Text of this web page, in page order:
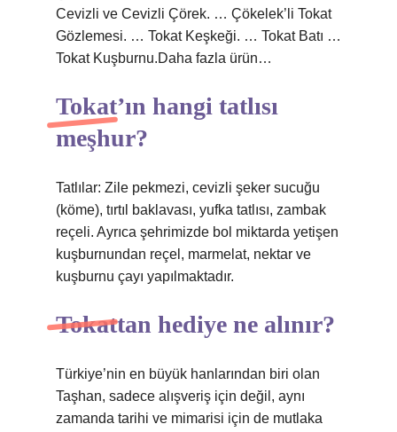
Cevizli ve Cevizli Çörek. … Çökelek’li Tokat
Gözlemesi. … Tokat Keşkeği. … Tokat Batı …
Tokat Kuşburnu.Daha fazla ürün…
Tokat’ın hangi tatlısı
meşhur?
Tatlılar: Zile pekmezi, cevizli şeker sucuğu
(köme), tırtıl baklavası, yufka tatlısı, zambak
reçeli. Ayrıca şehrimizde bol miktarda yetişen
kuşburnundan reçel, marmelat, nektar ve
kuşburnu çayı yapılmaktadır.
Tokattan hediye ne alınır?
Türkiye’nin en büyük hanlarından biri olan
Taşhan, sadece alışveriş için değil, aynı
zamanda tarihi ve mimarisi için de mutlaka